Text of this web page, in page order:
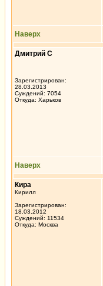
Наверх
Дмитрий С
Зарегистрирован:
28.03.2013
Суждений: 7054
Откуда: Харьков
Наверх
Кира
Кирилл
Зарегистрирован:
18.03.2012
Суждений: 11534
Откуда: Москва